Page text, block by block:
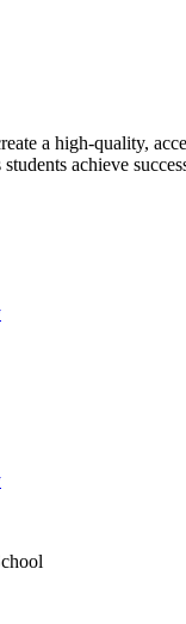
a high-quality,
achieve